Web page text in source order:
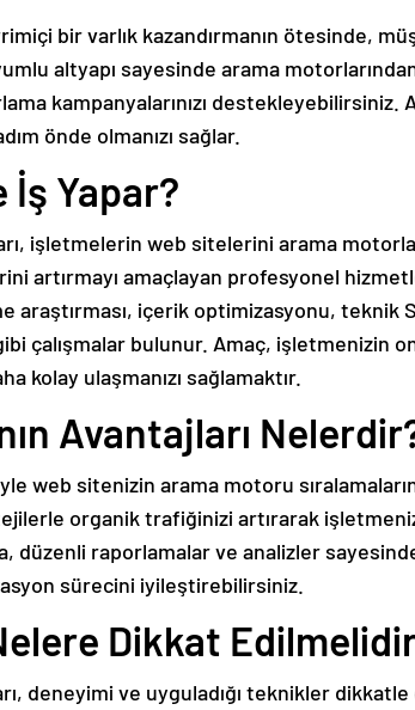
bir varlık kazandırmanın ötesinde,
altyapı sayesinde arama
kampanyalarınızı destekleyebilirsiniz.
önde olmanızı sağlar.
İş Yapar?
işletmelerin web sitelerini arama
artırmayı amaçlayan profesyonel
araştırması, içerik optimizasyonu, teknik
çalışmalar bulunur. Amaç, işletmenizin
kolay ulaşmanızı sağlamaktır.
Avantajları
web sitenizin arama motoru
organik trafiğinizi artırarak
düzenli raporlamalar ve analizler
sürecini iyileştirebilirsiniz.
Dikkat
deneyimi ve uyguladığı teknikler